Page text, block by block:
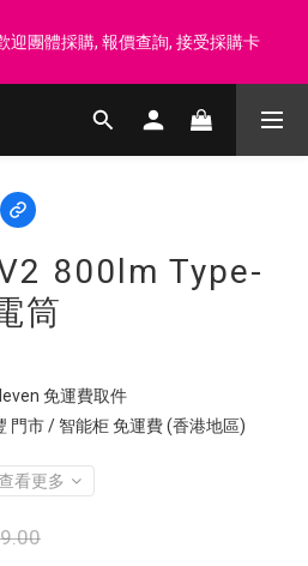
韓國制 送完即止
迎團體採購, 報價查詢, 接受採購卡
HK$899 送 N-rit Campack Towel 吸
800lm Type-
筒
免運費取件
門市 / 智能柜 免運費 (香港地區)
看更多